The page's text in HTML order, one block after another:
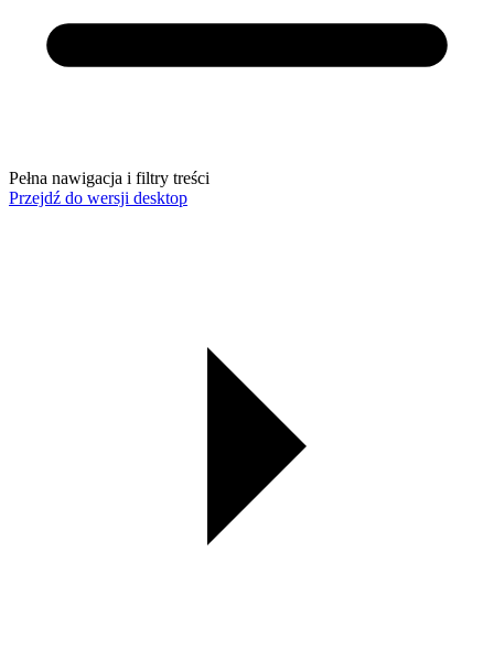
Pełna nawigacja i filtry treści
Przejdź do wersji desktop